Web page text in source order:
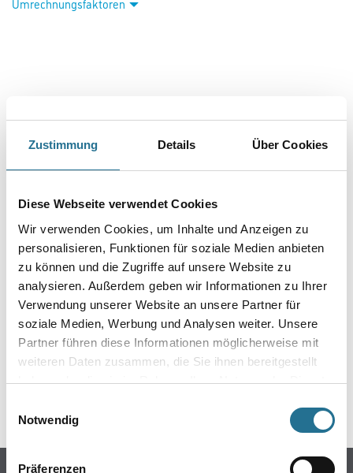
Zustimmung Details Über Cookies
Diese Webseite verwendet Cookies
Wir verwenden Cookies, um Inhalte und Anzeigen zu
personalisieren, Funktionen für soziale Medien anbieten
zu können und die Zugriffe auf unsere Website zu
analysieren. Außerdem geben wir Informationen zu Ihrer
Verwendung unserer Website an unsere Partner für
soziale Medien, Werbung und Analysen weiter. Unsere
Partner führen diese Informationen möglicherweise mit
weiteren Daten zusammen, die Sie ihnen bereitgestellt
haben oder die sie im Rahmen Ihrer Nutzung der Dienste
Notwendig
Präferenzen
Umrechnungsfaktoren
Achtung
ZUSATZINFOS
GEFAHRENHINWEISE